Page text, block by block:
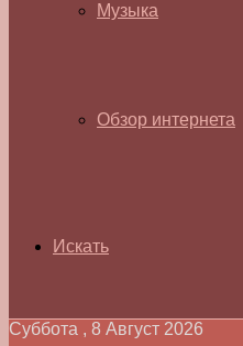
Музыка
Обзор интернета
Искать
Суббота , 8 Август 2026